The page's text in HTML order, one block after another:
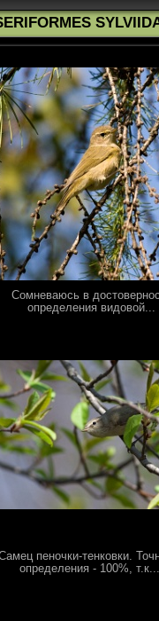
Сомневаюсь в
определения видовой...
пеночки-тенковки.
определения - 100%,